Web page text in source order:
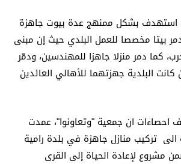
استهدف بشكل ممنهج عدة بيوت جاهزة
بيتا مخصصا للعمل البلدي حيث إن مبنى
كما دمر منزلا جاهزا للمهندسين، ودمّر
كانت البلدية جهزتهما للأهالي العائدين
ان جمعية "وتعاونوا"، عمدت
تركيب منازل جاهزة في بلدة رامية
مشروع لإعادة الحياة إلى القرى